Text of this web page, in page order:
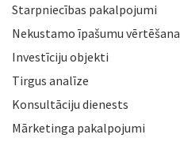
Starpniecības pakalpojumi
Nekustamo īpašumu vērtēšana
Investīciju objekti
Tirgus analīze
Konsultāciju dienests
Mārketinga pakalpojumi